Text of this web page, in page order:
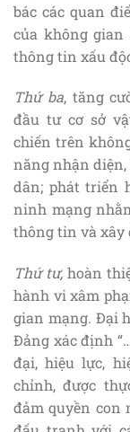
bác các quan
của không gian
thông tin xấu
Thứ ba, tăng
đầu tư cơ sở
chiến trên
năng nhận
dân; phát triển
ninh mạng
thông tin và xây
Thứ tư, hoàn
hành vi xâm
gian mạng. Đại
Đảng xác định
đại, hiệu lực,
chỉnh, được
đảm quyền con